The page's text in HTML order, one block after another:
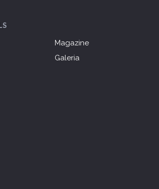
Magazine
Galeria